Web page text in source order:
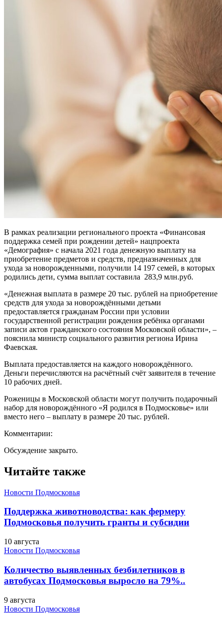
В рамках реализации регионального проекта «Финансовая
поддержка семей при рождении детей» нацпроекта
«Демография» с начала 2021 года денежную выплату на
приобретение предметов и средств, предназначенных для
ухода за новорожденными, получили 14 197 семей, в которых
родились дети, сумма выплат составила 283,9 млн.руб.
«Денежная выплата в размере 20 тыс. рублей на приобретение
средств для ухода за новорождёнными детьми
предоставляется гражданам России при условии
государственной регистрации рождения ребёнка органами
записи актов гражданского состояния Московской области», –
пояснила министр социального развития региона Ирина
Фаевская.
Выплата предоставляется на каждого новорождённого.
Деньги перечисляются на расчётный счёт заявителя в течение
10 рабочих дней.
Роженицы в Московской области могут получить подарочный
набор для новорождённого «Я родился в Подмосковье» или
вместо него – выплату в размере 20 тыс. рублей.
Комментарии:
Обсуждение закрыто.
Читайте также
Новости Подмосковья
Поддержка животноводства: как фермеру
Подмосковья получить гранты и субсидии
10 августа
Новости Подмосковья
Количество выявленных безбилетников в
автобусах Подмосковья выросло на 79%..
9 августа
Новости Подмосковья